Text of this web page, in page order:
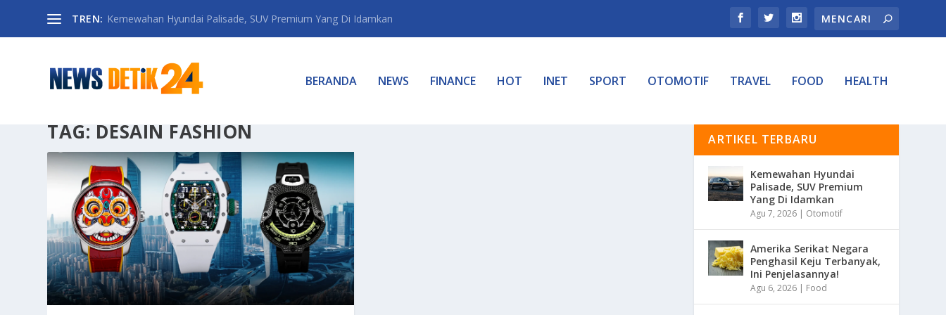
TREN: Kemewahan Hyundai Palisade, SUV Premium Yang Di Idamkan
BERANDA NEWS FINANCE HOT INET SPORT OTOMOTIF TRAVEL FOOD HEALTH
TAG: DESAIN FASHION ARTIKEL TERBARU
Kemewahan Hyundai
Palisade, SUV Premium
Yang Di Idamkan
Agu 7, 2026 | Otomotif
Amerika Serikat Negara
Penghasil Keju Terbanyak,
Ini Penjelasannya!
Agu 6, 2026 | Food